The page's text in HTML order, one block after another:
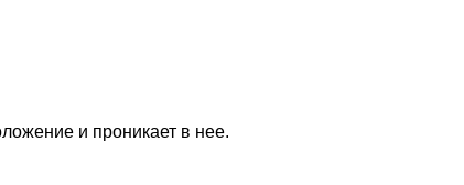
и проникает в нее.